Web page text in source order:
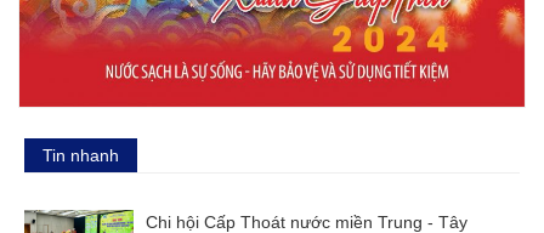
Tin nhanh
Chi hội Cấp Thoát nước miền Trung - Tây